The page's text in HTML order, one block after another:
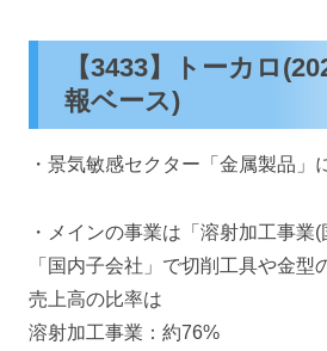
【3433】トーカロ
報ベース)
・景気敏感セクター「金属製品」
・メインの事業は「溶射加工事業(
「国内子会社」で切削工具や金型
売上高の比率は
溶射加工事業：約76%